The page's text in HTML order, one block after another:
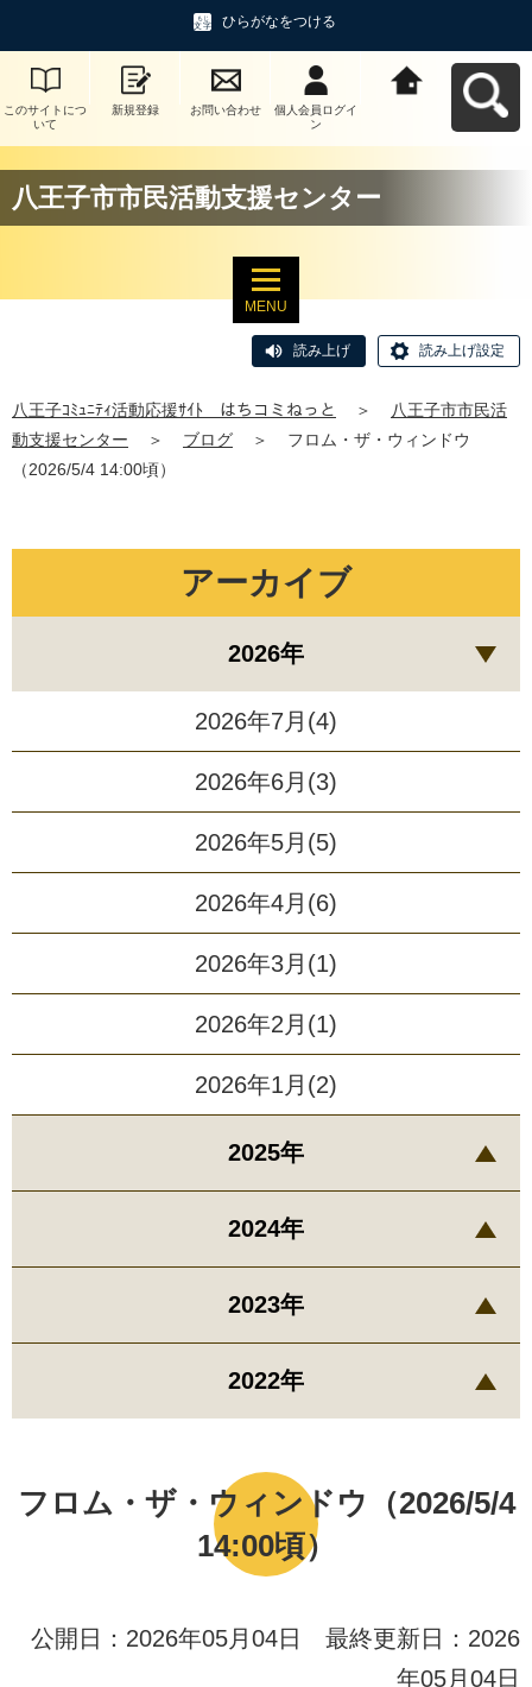
ひらがなをつける
このサイトにつ
いて
新規登録 お問い合わせ
個人会員ログイ
ン
八王子市市民活動支援センター
MENU
読み上げ 読み上げ設定
八王子ｺﾐｭﾆﾃｨ活動応援ｻｲﾄ はちコミねっと ＞
八王子市市民活
動支援センター
＞ ブログ ＞
フロム・ザ・ウィンドウ
（2026/5/4 14:00頃）
フロム・ザ・ウィンドウ（2026/5/4
14:00頃）
公開日：2026年05月04日 最終更新日：2026
年05月04日
アーカイブ
2026年
2026年7月(4)
2026年6月(3)
2026年5月(5)
2026年4月(6)
2026年3月(1)
2026年2月(1)
2026年1月(2)
2025年
2024年
2023年
2022年